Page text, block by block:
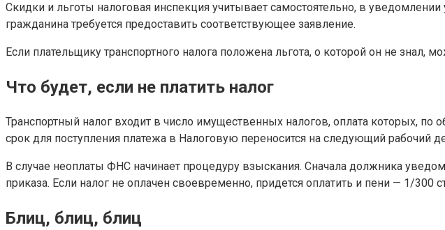
Скидки и льготы налоговая инспекция учитывает самостоятельно, в
гражданина требуется предоставить соответствующее заявление.
Если плательщику транспортного налога положена льгота, о которой он не
Что будет, если не платить налог
Транспортный налог входит в число имущественных налогов, оплата которых,
срок для поступления платежа в Налоговую переносится на следующий рабочий
В случае неоплаты ФНС начинает процедуру взыскания. Сначала должника
приказа. Если налог не оплачен своевременно, придется оплатить и пени — 1/
Блиц, блиц, блиц